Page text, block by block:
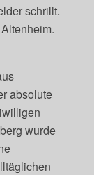
schrillt.
absolute
wurde